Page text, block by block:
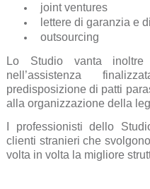
joint ventures
lettere di garanzia e
outsourcing
Lo Studio vanta inoltre
nell’assistenza
predisposizione di patti
alla organizzazione della
I professionisti dello
clienti stranieri che
volta in volta la migliore